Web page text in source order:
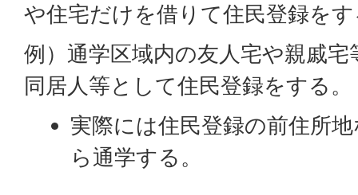
や住宅だけを借りて住民登録を
例）通学区域内の友人宅や親戚
同居人等として住民登録をする。
実際には住民登録の前住所
ら通学する。